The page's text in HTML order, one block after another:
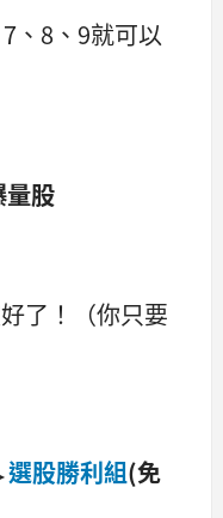
、8、9就可以
股
了！（你只要
選股勝利組(免